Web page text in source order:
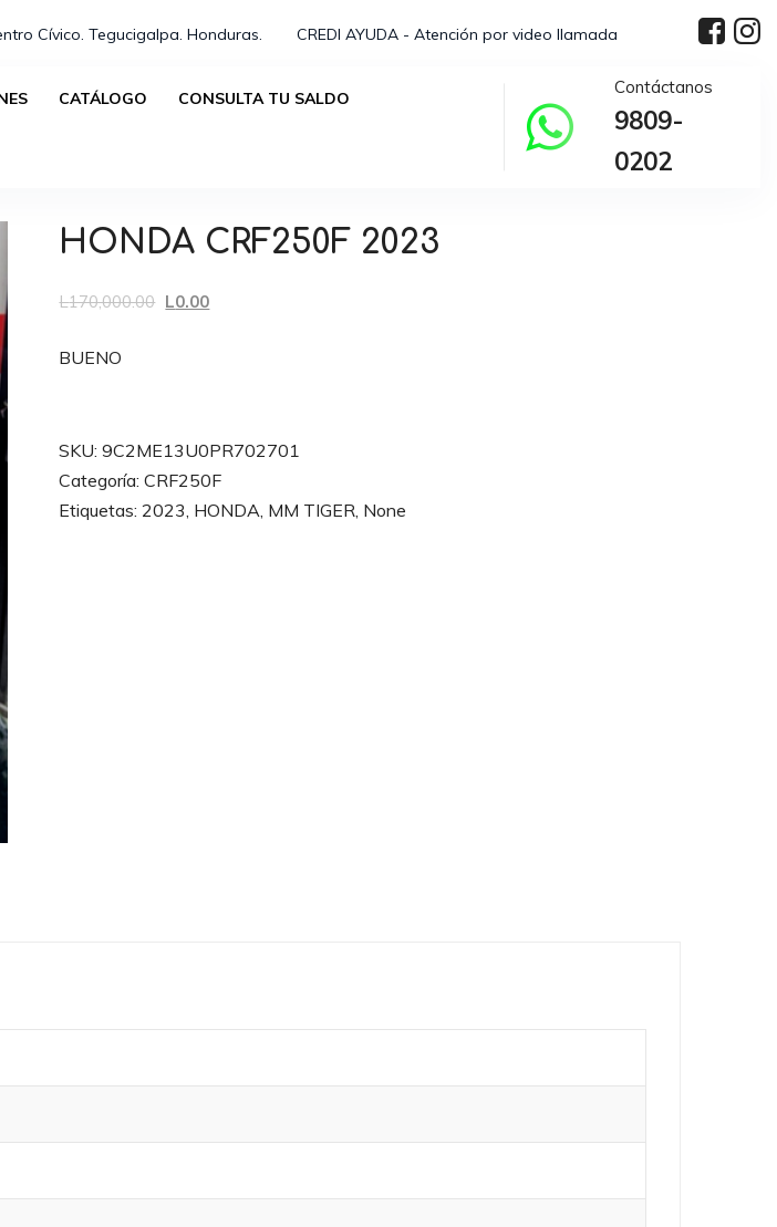
Cívico. Tegucigalpa. Honduras.⁣ CREDI AYUDA - Atención por video llamada
CATÁLOGO CONSULTA TU SALDO
Contáctanos
9809-
0202
HONDA CRF250F 2023
L170,000.00 El
L0.00El
BUENO
CRF250F
2023
cantidad
SKU:9C2ME13U0PR702701
Categoría:CRF250F
Etiquetas:2023, HONDA, MM TIGER, None